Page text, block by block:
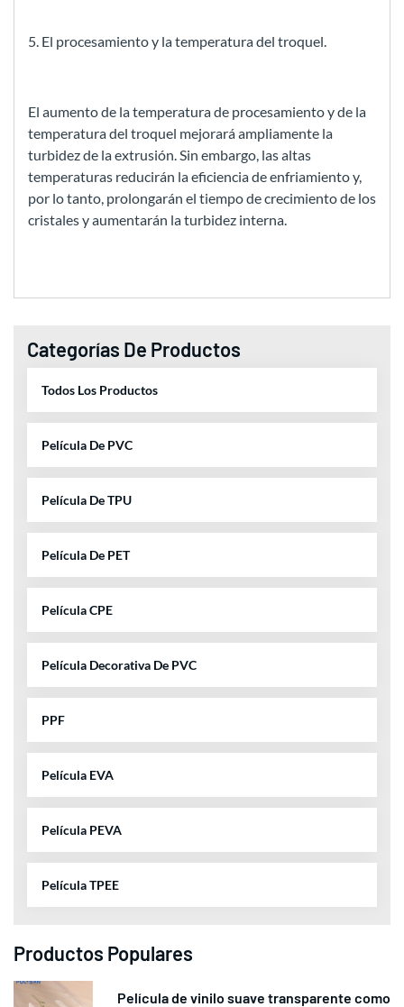
5. El procesamiento y la temperatura del troquel.
El aumento de la temperatura de procesamiento y de la
temperatura del troquel mejorará ampliamente la
turbidez de la extrusión. Sin embargo, las altas
temperaturas reducirán la eficiencia de enfriamiento y,
por lo tanto, prolongarán el tiempo de crecimiento de los
cristales y aumentarán la turbidez interna.
Categorías De Productos
Todos Los Productos
Película De PVC
Película De TPU
Película De PET
Película CPE
Película Decorativa De PVC
PPF
Película EVA
Película PEVA
Película TPEE
Productos Populares
Película de vinilo suave transparente como